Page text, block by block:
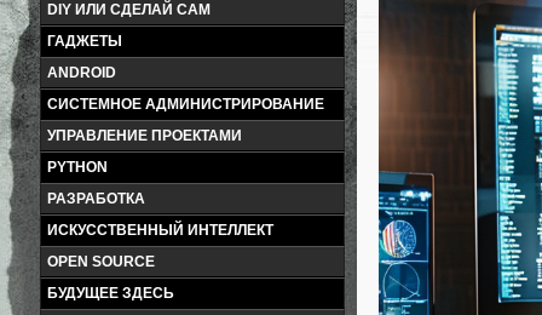
DIY ИЛИ СДЕЛАЙ САМ
ГАДЖЕТЫ
ANDROID
СИСТЕМНОЕ АДМИНИСТРИРОВАНИЕ
УПРАВЛЕНИЕ ПРОЕКТАМИ
PYTHON
РАЗРАБОТКА
ИСКУССТВЕННЫЙ ИНТЕЛЛЕКТ
OPEN SOURCE
БУДУЩЕЕ ЗДЕСЬ